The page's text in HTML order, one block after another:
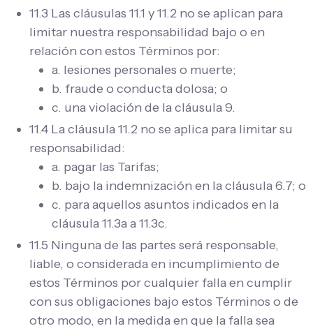
11.3 Las cláusulas 11.1 y 11.2 no se aplican para
limitar nuestra responsabilidad bajo o en
relación con estos Términos por:
a. lesiones personales o muerte;
b. fraude o conducta dolosa; o
c. una violación de la cláusula 9.
11.4 La cláusula 11.2 no se aplica para limitar su
responsabilidad:
a. pagar las Tarifas;
b. bajo la indemnización en la cláusula 6.7; o
c. para aquellos asuntos indicados en la
cláusula 11.3a a 11.3c.
11.5 Ninguna de las partes será responsable,
liable, o considerada en incumplimiento de
estos Términos por cualquier falla en cumplir
con sus obligaciones bajo estos Términos o de
otro modo, en la medida en que la falla sea